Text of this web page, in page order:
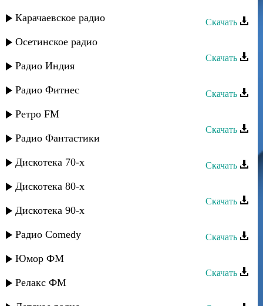
Карачаевское радио
Осетинское радио
Радио Индия
Радио Фитнес
Ретро FM
Радио Фантастики
Дискотека 70-х
Дискотека 80-х
Дискотека 90-х
Радио Comedy
Юмор ФМ
Релакс ФМ
Скачать
Лейла Алиева - Шахз
Скачать
Скачать
Лейла Алиева - Арив гече
Скачать
Лейла Алиева - Суе гуе
Скачать
Лейла Алиева - Гетме
Скачать
Скачать
Лейла Алиева - Сен бол
Скачать